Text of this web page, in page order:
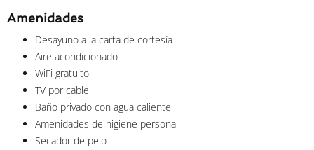
Amenidades
Desayuno a la carta de cortesía
Aire acondicionado
WiFi gratuito
TV por cable
Baño privado con agua caliente
Amenidades de higiene personal
Secador de pelo